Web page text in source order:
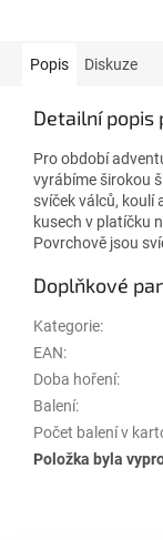
Popis Diskuze
Detailní popis
Pro období
vyrábíme širokou
svíček válců, koulí
kusech v platíčku
Povrchově jsou
Doplňkové
Kategorie:
EAN:
Doba hoření:
Balení:
Počet balení v
Položka byla